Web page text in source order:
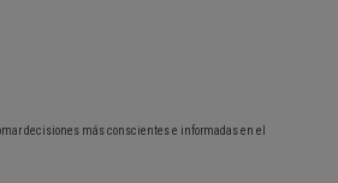
decisiones más conscientes e informadas en el